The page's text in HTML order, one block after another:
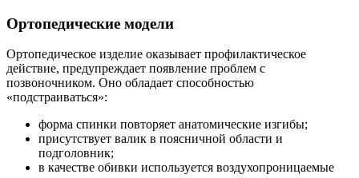
Ортопедические модели
Ортопедическое изделие оказывает профилактическое
действие, предупреждает появление проблем с
позвоночником. Оно обладает способностью
«подстраиваться»:
форма спинки повторяет анатомические изгибы;
присутствует валик в поясничной области и
подголовник;
в качестве обивки используется воздухопроницаемые